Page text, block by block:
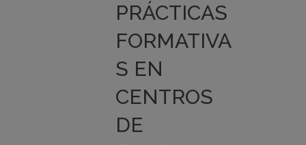
PRÁCTICAS
FORMATIVA
S EN
CENTROS
DE